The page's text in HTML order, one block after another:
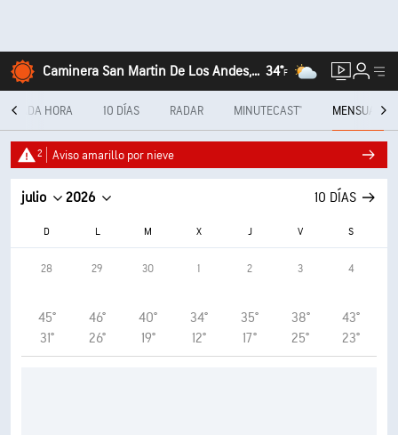
Caminera San Martin De Los Andes, Neuquén 34°F
CADA HORA 10 DÍAS RADAR MINUTECAST® MENSUAL
2 Aviso amarillo por nieve
julio 2026 10 DÍAS
D L M X J V S
28
45°
31°
29
46°
26°
30
40°
19°
1
34°
12°
2
35°
17°
3
38°
25°
4
43°
23°